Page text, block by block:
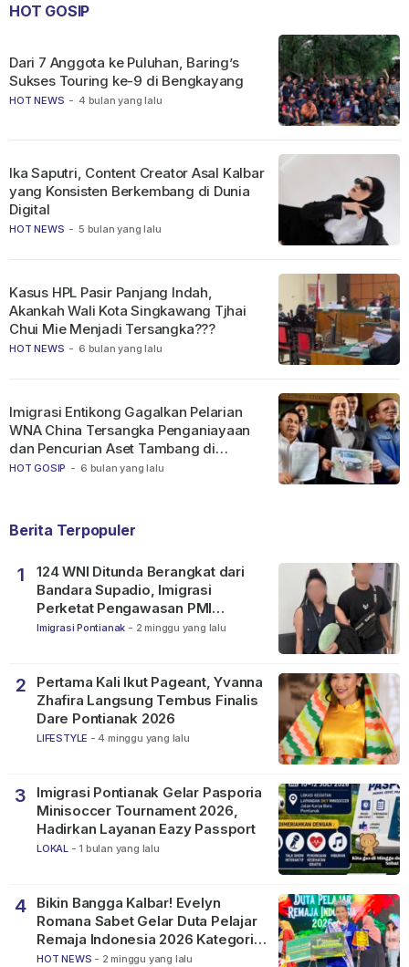
HOT GOSIP
HOT NEWS - 4 bulan yang lalu
Dari 7 Anggota ke Puluhan, Baring’s
Sukses Touring ke-9 di Bengkayang
HOT NEWS - 5 bulan yang lalu
Ika Saputri, Content Creator Asal Kalbar
yang Konsisten Berkembang di Dunia
Digital
HOT NEWS - 6 bulan yang lalu
Kasus HPL Pasir Panjang Indah,
Akankah Wali Kota Singkawang Tjhai
Chui Mie Menjadi Tersangka???
HOT GOSIP - 6 bulan yang lalu
Imigrasi Entikong Gagalkan Pelarian
WNA China Tersangka Penganiayaan
dan Pencurian Aset Tambang di
Ketapang
Berita Terpopuler
1
124 WNI Ditunda Berangkat dari
Bandara Supadio, Imigrasi
Perketat Pengawasan PMI
Nonprosedural
Imigrasi Pontianak - 2 minggu yang lalu
2
Pertama Kali Ikut Pageant, Yvanna
Zhafira Langsung Tembus Finalis
Dare Pontianak 2026
LIFESTYLE - 4 minggu yang lalu
3
Imigrasi Pontianak Gelar Pasporia
Minisoccer Tournament 2026,
Hadirkan Layanan Eazy Passport
LOKAL - 1 bulan yang lalu
4
Bikin Bangga Kalbar! Evelyn
Romana Sabet Gelar Duta Pelajar
Remaja Indonesia 2026 Kategori
SMP
HOT NEWS - 2 minggu yang lalu